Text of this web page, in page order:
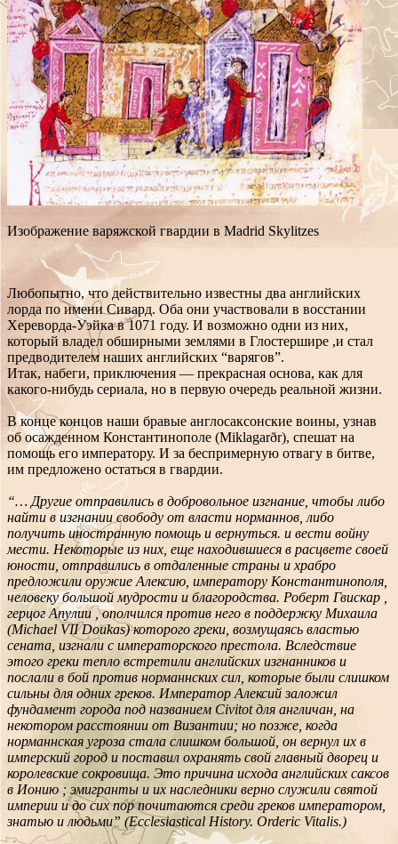
Изображение варяжской гвардии в Madrid Skylitzes
Любопытно, что действительно известны два английских
лорда по имени Сивард. Оба они участвовали в восстании
Хереворда-Уэйка в 1071 году. И возможно одни из них,
который владел обширными землями в Глостершире ,и стал
предводителем наших английских “варягов”.
Итак, набеги, приключения — прекрасная основа, как для
какого-нибудь сериала, но в первую очередь реальной жизни.
В конце концов наши бравые англосаксонские воины, узнав
об осажденном Константинополе (Miklagarðr), спешат на
помощь его императору. И за беспримерную отвагу в битве,
им предложено остаться в гвардии.
“… Другие отправились в добровольное изгнание, чтобы либо
найти в изгнании свободу от власти норманнов, либо
получить иностранную помощь и вернуться. и вести войну
мести. Некоторые из них, еще находившиеся в расцвете своей
юности, отправились в отдаленные страны и храбро
предложили оружие Алексию, императору Константинополя,
человеку большой мудрости и благородства. Роберт Гвискар ,
герцог Апулии , ополчился против него в поддержку Михаила
(Michael VII Doukas) которого греки, возмущаясь властью
сената, изгнали с императорского престола. Вследствие
этого греки тепло встретили английских изгнанников и
послали в бой против норманнских сил, которые были слишком
сильны для одних греков. Император Алексий заложил
фундамент города под названием Civitot для англичан, на
некотором расстоянии от Византии; но позже, когда
норманнская угроза стала слишком большой, он вернул их в
имперский город и поставил охранять свой главный дворец и
королевские сокровища. Это причина исхода английских саксов
в Ионию ; эмигранты и их наследники верно служили святой
империи и до сих пор почитаются среди греков императором,
знатью и людьми” (Ecclesiastical History. Orderic Vitalis.)